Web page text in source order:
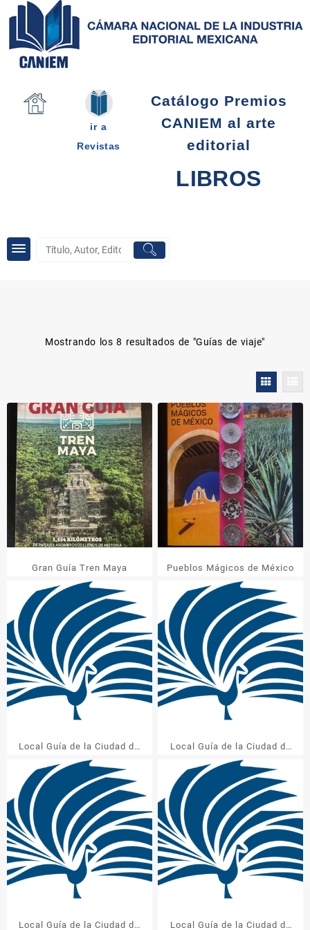
Saltar
contenido
ir a
Revistas
Catálogo Premios
CANIEM al arte
editorial
LIBROS
Mostrando los 8 resultados de "Guías de viaje"
Gran Guía Tren Maya Pueblos Mágicos de México
Local Guía de la Ciudad de
México Edición especial
Música: TROPICAL
Local Guía de la Ciudad de
México Edición especial
Música: ROCK Y JAZZ
Local Guía de la Ciudad de Local Guía de la Ciudad de